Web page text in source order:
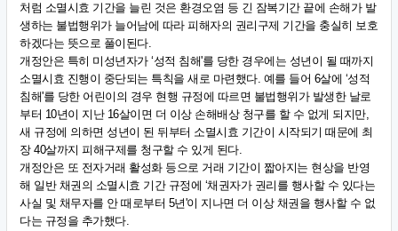
처럼 소멸시효 기간을 늘린 것은 환경오염 등 긴 잠복기간 끝에 손해가 발
생하는 불법행위가 늘어남에 따라 피해자의 권리구제 기간을 충실히 보호
하겠다는 뜻으로 풀이된다.
개정안은 특히 미성년자가 ‘성적 침해'를 당한 경우에는 성년이 될 때까지
소멸시효 진행이 중단되는 특칙을 새로 마련했다. 예를 들어 6살에 ‘성적
침해'를 당한 어린이의 경우 현행 규정에 따르면 불법행위가 발생한 날로
부터 10년이 지난 16살이면 더 이상 손해배상 청구를 할 수 없게 되지만,
새 규정에 의하면 성년이 된 뒤부터 소멸시효 기간이 시작되기 때문에 최
장 40살까지 피해구제를 청구할 수 있게 된다.
개정안은 또 전자거래 활성화 등으로 거래 기간이 짧아지는 현상을 반영
해 일반 채권의 소멸시효 기간 규정에 ‘채권자가 권리를 행사할 수 있다는
사실 및 채무자를 안 때로부터 5년'이 지나면 더 이상 채권을 행사할 수 없
다는 규정을 추가했다.